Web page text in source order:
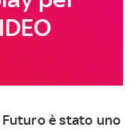
è stato uno